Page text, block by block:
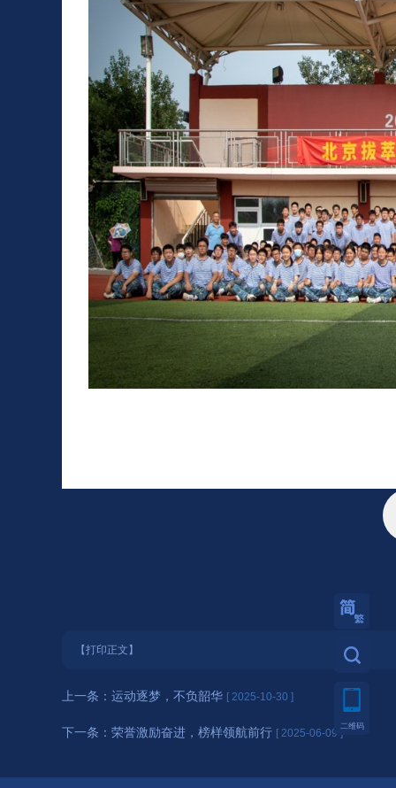
【打印正文】
上一条： 运动逐梦，不负韶华 [ 2025-10-30 ]
下一条： 荣誉激励奋进，榜样领航前行 [ 2025-06-09 ]
繁體
二维码